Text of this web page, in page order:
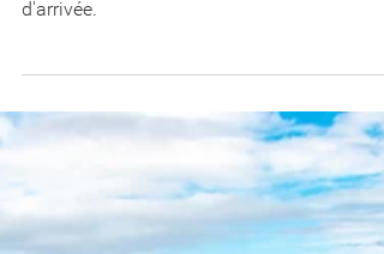
Arrivée 9e édition du
Ça y est, les premiers skippers de la 9e
édition du Vendée Globe ont passé la ligne